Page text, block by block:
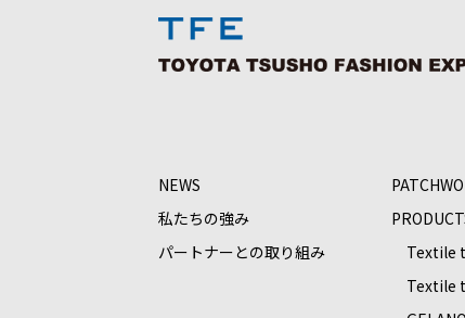
NEWS
私たちの強み
パートナーとの取り組み
Textile
Textile